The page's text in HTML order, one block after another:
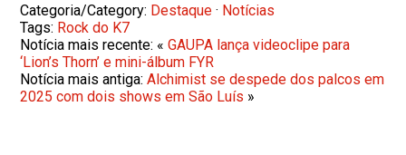
Categoria/Category: Destaque · Notícias
Tags: Rock do K7
Notícia mais recente: «GAUPA lança videoclipe para
‘Lion’s Thorn’ e mini-álbum FYR
Notícia mais antiga:Alchimist se despede dos palcos em
2025 com dois shows em São Luís »